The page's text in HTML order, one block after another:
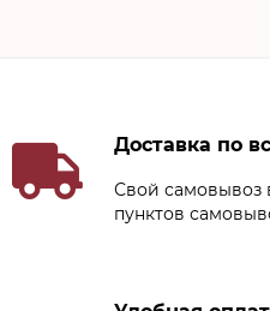
Доставка по
Свой самовывоз
пунктов